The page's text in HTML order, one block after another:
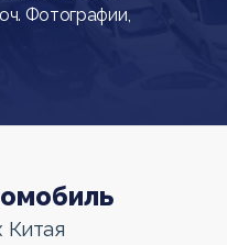
Фотографии,
Китая